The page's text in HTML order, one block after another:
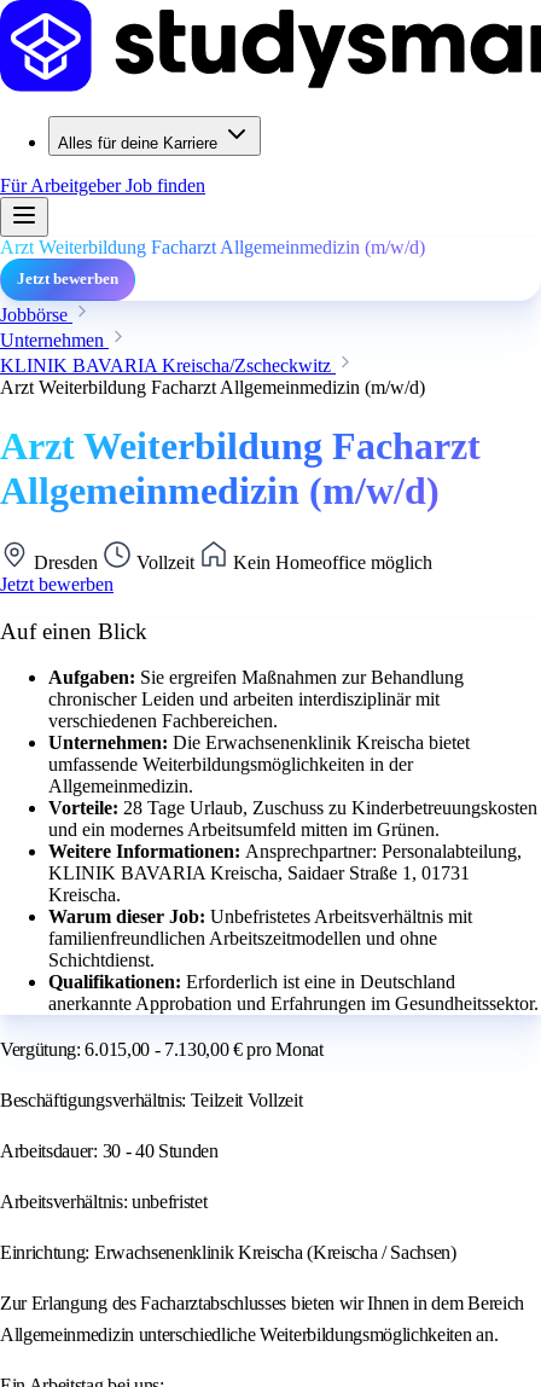
Alles für deine Karriere
Für ArbeitgeberJob finden
Arzt Weiterbildung Facharzt Allgemeinmedizin (m/w/d)
Jetzt bewerben
Jobbörse
Unternehmen
KLINIK BAVARIA Kreischa/Zscheckwitz
Arzt Weiterbildung Facharzt Allgemeinmedizin (m/w/d)
Arzt Weiterbildung Facharzt
Allgemeinmedizin (m/w/d)
Dresden Vollzeit
Kein Homeoffice möglich
Jetzt bewerben
Auf einen Blick
Aufgaben: Sie ergreifen Maßnahmen zur Behandlung
chronischer Leiden und arbeiten interdisziplinär mit
verschiedenen Fachbereichen.
Unternehmen: Die Erwachsenenklinik Kreischa bietet
umfassende Weiterbildungsmöglichkeiten in der
Allgemeinmedizin.
Vorteile: 28 Tage Urlaub, Zuschuss zu Kinderbetreuungskosten
und ein modernes Arbeitsumfeld mitten im Grünen.
Weitere Informationen: Ansprechpartner: Personalabteilung,
KLINIK BAVARIA Kreischa, Saidaer Straße 1, 01731
Kreischa.
Warum dieser Job: Unbefristetes Arbeitsverhältnis mit
familienfreundlichen Arbeitszeitmodellen und ohne
Schichtdienst.
Qualifikationen: Erforderlich ist eine in Deutschland
anerkannte Approbation und Erfahrungen im Gesundheitssektor.
Vergütung: 6.015,00 - 7.130,00 € pro Monat
Beschäftigungsverhältnis: Teilzeit Vollzeit
Arbeitsdauer: 30 - 40 Stunden
Arbeitsverhältnis: unbefristet
Einrichtung: Erwachsenenklinik Kreischa (Kreischa / Sachsen)
Zur Erlangung des Facharztabschlusses bieten wir Ihnen in dem Bereich
Allgemeinmedizin unterschiedliche Weiterbildungsmöglichkeiten an.